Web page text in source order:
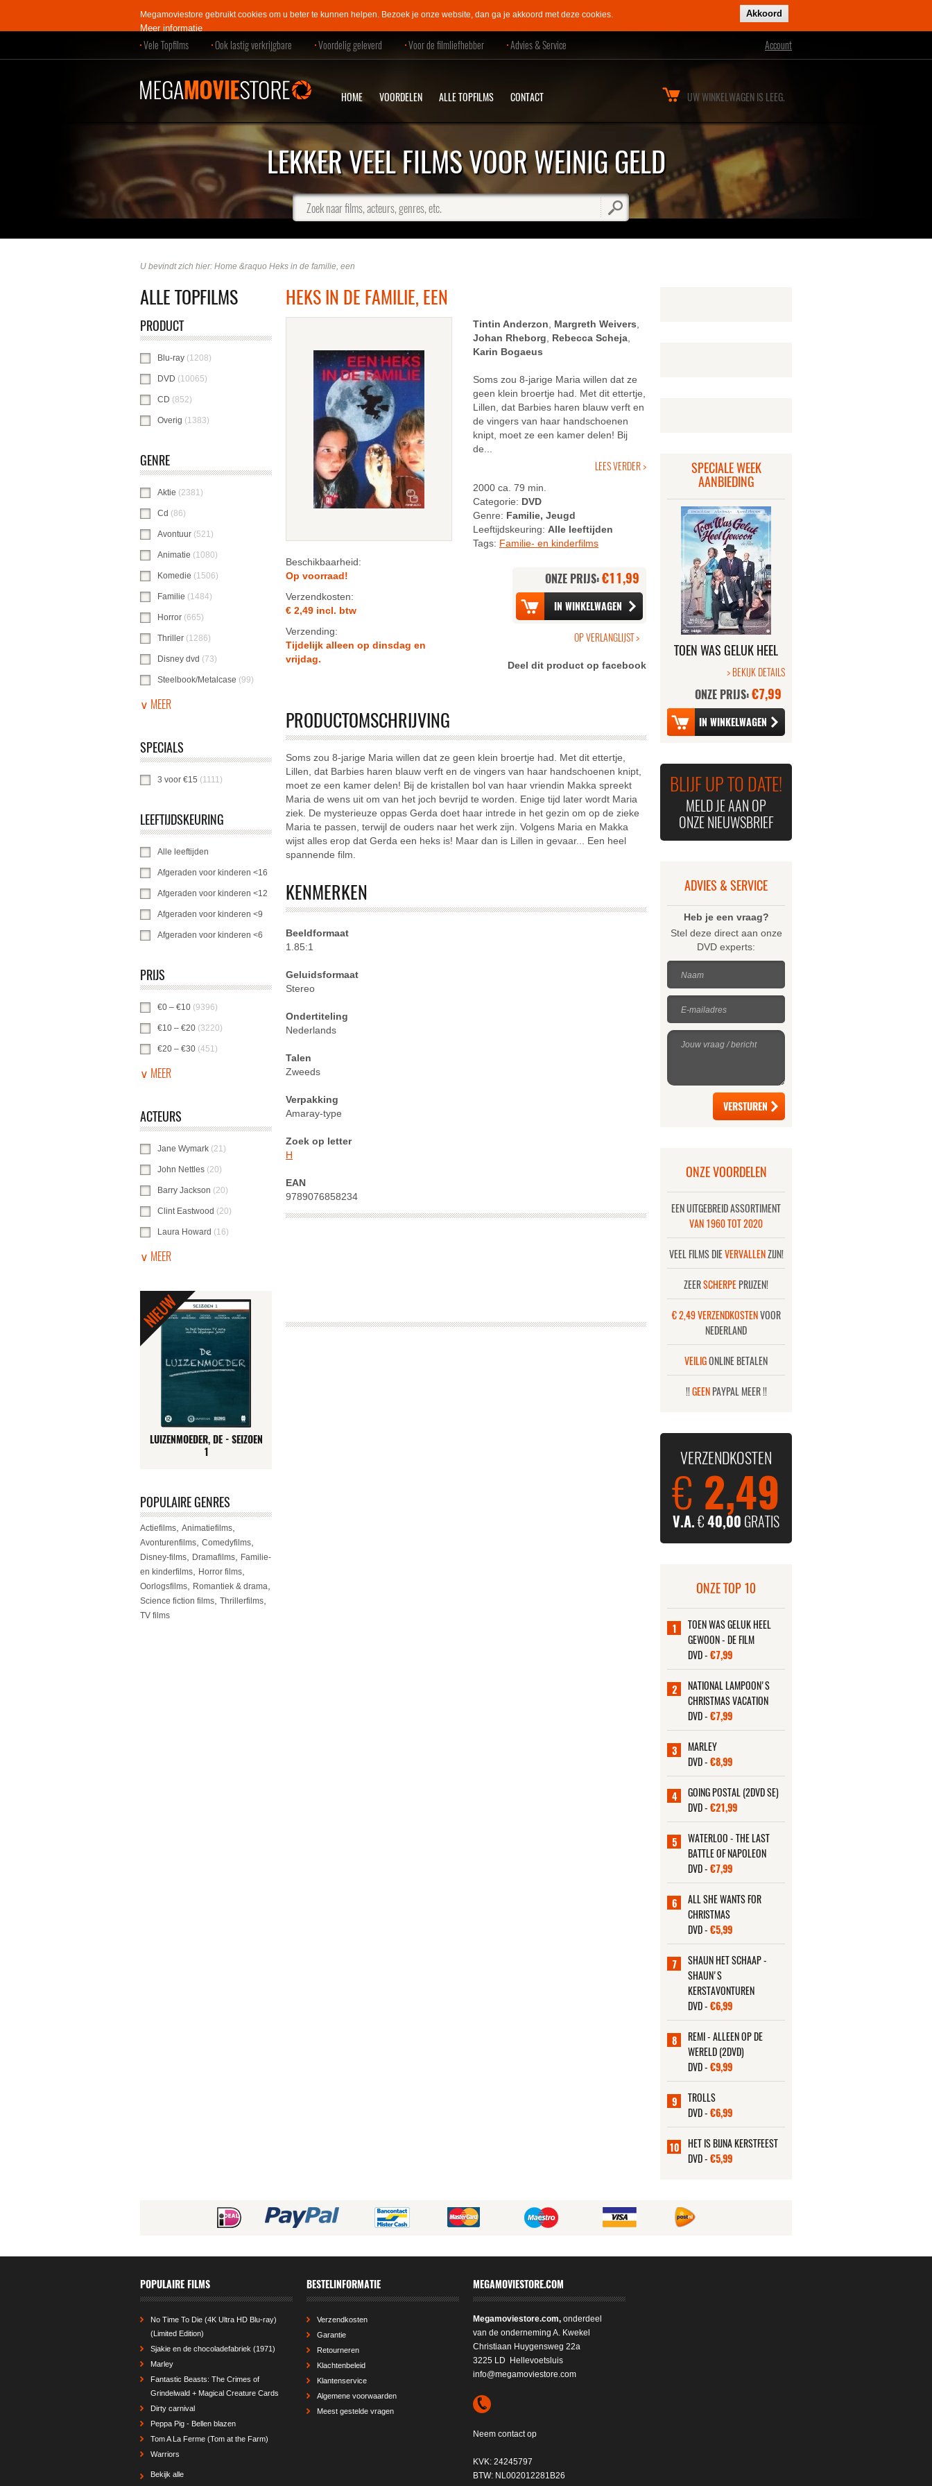
Megamoviestore gebruikt cookies om u beter te kunnen helpen. Bezoek je onze website, dan ga je akkoord met deze cookies.
Meer informatie
Akkoord
Account
Vele Topfilms Ook lastig verkrijgbare Voordelig geleverd Voor de filmliefhebber Advies & Service
HOME VOORDELEN ALLE TOPFILMS CONTACT UW WINKELWAGEN IS LEEG.
LEKKER VEEL FILMS VOOR WEINIG GELD
Zoek naar films, acteurs, genres, etc.
U bevindt zich hier: Home &raquo Heks in de familie, een
ALLE TOPFILMS
PRODUCT
Blu-ray (1208)
DVD (10065)
CD (852)
Overig (1383)
GENRE
Aktie (2381)
Cd (86)
Avontuur (521)
Animatie (1080)
Komedie (1506) Komedie-filter toepassen
Familie (1484) Familie-filter toepassen
Horror (665)
Thriller (1286)
Disney dvd (73) Disney dvd-filter toepassen
Steelbook/Metalcase (99)
∨ MEER
SPECIALS
3 voor €15 (1111)
LEEFTIJDSKEURING
Alle leeftijden Alle leeftijden-filter toepassen
Afgeraden voor kinderen <16
Afgeraden voor kinderen <12 Afgeraden voor kinderen <12-filter toepassen
Afgeraden voor kinderen <9 Afgeraden voor kinderen <9-filter toepassen
Afgeraden voor kinderen <6 Afgeraden voor kinderen <6-filter toepassen
PRIJS
€0 – €10 (9396)
€10 – €20 (3220) €10 – €20 -filter toepassen
€20 – €30 (451)
∨ MEER
ACTEURS
Jane Wymark (21) Jane Wymark-filter toepassen
John Nettles (20)
Barry Jackson (20)
Clint Eastwood (20) Clint Eastwood-filter toepassen
Laura Howard (16)
∨ MEER
LUIZENMOEDER, DE - SEIZOEN
1
POPULAIRE GENRES
Actiefilms Animatiefilms
Avonturenfilms Comedyfilms
Disney-films Dramafilms
Familie-
en kinderfilms
Horror films
Oorlogsfilms Romantiek & drama
Science fiction films Thrillerfilms
TV films
HEKS IN DE FAMILIE, EEN
Beschikbaarheid:
Op voorraad!
Verzendkosten:
€ 2,49 incl. btw
Verzending:
Tijdelijk alleen op dinsdag en
vrijdag.
Tintin Anderzon Margreth Weivers
Johan Rheborg
Rebecca Scheja
Karin Bogaeus
Soms zou 8-jarige Maria willen dat ze
geen klein broertje had. Met dit ettertje,
Lillen, dat Barbies haren blauw verft en
de vingers van haar handschoenen
knipt, moet ze een kamer delen! Bij
de...
LEES VERDER >
2000 ca. 79 min.
Categorie: DVD
Genre: Familie, Jeugd
Leeftijdskeuring: Alle leeftijden
Tags: Familie- en kinderfilms
ONZE PRIJS:€11,99
Deel dit product op facebook
PRODUCTOMSCHRIJVING
Soms zou 8-jarige Maria willen dat ze geen klein broertje had. Met dit ettertje,
Lillen, dat Barbies haren blauw verft en de vingers van haar handschoenen knipt,
moet ze een kamer delen! Bij de kristallen bol van haar vriendin Makka spreekt
Maria de wens uit om van het joch bevrijd te worden. Enige tijd later wordt Maria
ziek. De mysterieuze oppas Gerda doet haar intrede in het gezin om op de zieke
Maria te passen, terwijl de ouders naar het werk zijn. Volgens Maria en Makka
wijst alles erop dat Gerda een heks is! Maar dan is Lillen in gevaar... Een heel
spannende film.
KENMERKEN
Beeldformaat
1.85:1
Geluidsformaat
Stereo
Ondertiteling
Nederlands
Talen
Zweeds
Verpakking
Amaray-type
Zoek op letter
H
EAN
9789076858234
SPECIALE WEEK
AANBIEDING
TOEN WAS GELUK HEEL
GEWOON - DE FILM
> BEKIJK DETAILS
ONZE PRIJS:€7,99
BLIJF UP TO DATE!
MELD JE AAN OP
ONZE NIEUWSBRIEF
ADVIES & SERVICE
Heb je een vraag?
Stel deze direct aan onze
DVD experts:
Naam
E-mailadres
Jouw vraag / bericht
ONZE VOORDELEN
EEN UITGEBREID ASSORTIMENT
VAN 1960 TOT 2020
VEEL FILMS DIEVERVALLENZIJN!
ZEERSCHERPEPRIJZEN!
€ 2,49 VERZENDKOSTENVOOR
NEDERLAND
VEILIGONLINE BETALEN
!!GEENPAYPAL MEER !!
VERZENDKOSTEN
€ 2,49
V.A.€40,00 GRATIS
ONZE TOP 10
1
TOEN WAS GELUK HEEL
GEWOON - DE FILM
DVD -€7,99
2
NATIONAL LAMPOON'S
CHRISTMAS VACATION
DVD -€7,99
3
MARLEY
DVD -€8,99
4
GOING POSTAL (2DVD SE)
DVD -€21,99
5
WATERLOO - THE LAST
BATTLE OF NAPOLEON
DVD -€7,99
6
ALL SHE WANTS FOR
CHRISTMAS
DVD -€5,99
7
SHAUN HET SCHAAP -
SHAUN'S
KERSTAVONTUREN
DVD -€6,99
8
REMI - ALLEEN OP DE
WERELD (2DVD)
DVD -€9,99
9
TROLLS
DVD -€6,99
10
HET IS BIJNA KERSTFEEST
DVD -€5,99
POPULAIRE FILMS
No Time To Die (4K Ultra HD Blu-ray)
(Limited Edition)
Sjakie en de chocoladefabriek (1971)
Marley
Fantastic Beasts: The Crimes of
Grindelwald + Magical Creature Cards
Dirty carnival
Peppa Pig - Bellen blazen
Tom A La Ferme (Tom at the Farm)
Warriors
Bekijk alle
BESTELINFORMATIE
Verzendkosten
Garantie
Retourneren
Klachtenbeleid
Klantenservice
Algemene voorwaarden
Meest gestelde vragen
MEGAMOVIESTORE.COM
Megamoviestore.com, onderdeel
van de onderneming A. Kwekel
Christiaan Huygensweg 22a
3225 LD Hellevoetsluis
info@megamoviestore.com
Neem contact op
KVK: 24245797
BTW: NL002012281B26